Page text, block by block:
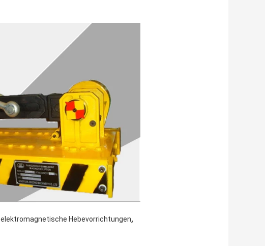
elektromagnetische Hebevorrichtungen,